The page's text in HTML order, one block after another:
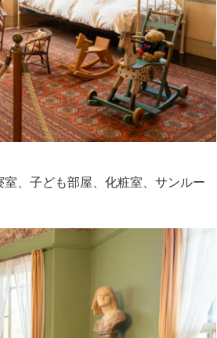
、子ども部屋、化粧室、サンルー